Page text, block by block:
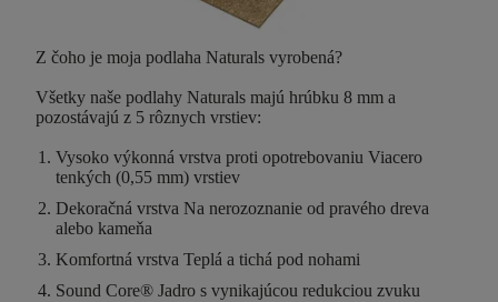
Z čoho je moja podlaha Naturals vyrobená?
Všetky naše podlahy Naturals majú hrúbku 8 mm a
pozostávajú z 5 rôznych vrstiev:
Vysoko výkonná vrstva proti opotrebovaniu Viacero
tenkých (0,55 mm) vrstiev
Dekoračná vrstva Na nerozoznanie od pravého dreva
alebo kameňa
Komfortná vrstva Teplá a tichá pod nohami
Sound Core® Jadro s vynikajúcou redukciou zvuku